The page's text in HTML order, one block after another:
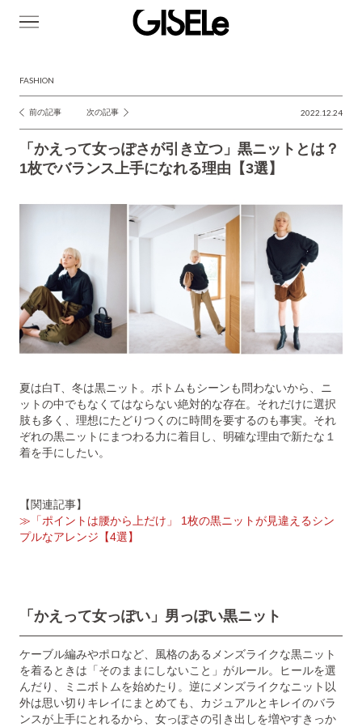
FASHION
投
稿
ナ
ョ
ン
前の記事 次の記事 2022.12.24
「かえって女っぽさが引き立つ」黒ニットとは？
1枚でバランス上手になれる理由【3選】
夏は白T、冬は黒ニット。ボトムもシーンも問わないから、ニ
ットの中でもなくてはならない絶対的な存在。それだけに選択
肢も多く、理想にたどりつくのに時間を要するのも事実。それ
ぞれの黒ニットにまつわる力に着目し、明確な理由で新たな１
着を手にしたい。
【関連記事】
≫「ポイントは腰から上だけ」 1枚の黒ニットが見違えるシン
プルなアレンジ【4選】
「かえって女っぽい」男っぽい黒ニット
ケーブル編みやポロなど、風格のあるメンズライクな黒ニット
を着るときは「そのままにしないこと」がルール。ヒールを選
んだり、ミニボトムを始めたり。逆にメンズライクなニット以
外は思い切りキレイにまとめても、カジュアルとキレイのバラ
ンスが上手にとれるから、女っぽさの引き出しを増やすきっか